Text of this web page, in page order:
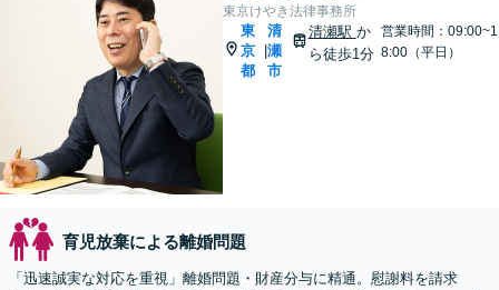
東京けやき法律事務所
東
京
都
清
瀬
市
清瀬駅 か
ら徒歩1分
営業時間：09:00~1
8:00（平日）
育児放棄による離婚問題
「迅速誠実な対応を重視」離婚問題・財産分与に精通。慰謝料を請求